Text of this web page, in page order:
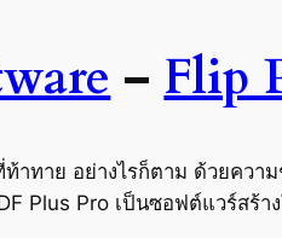
–Flip
าทาย อย่างไรก็ตาม ด้วยคว
Plus Pro เป็นซอฟต์แวร์สร้